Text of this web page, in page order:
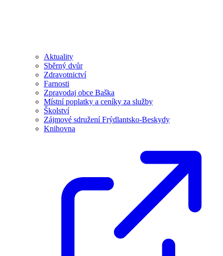
Aktuality
Sběrný dvůr
Zdravotnictví
Farnosti
Zpravodaj obce Baška
Místní poplatky a ceníky za služby
Školství
Zájmové sdružení Frýdlantsko-Beskydy
Knihovna